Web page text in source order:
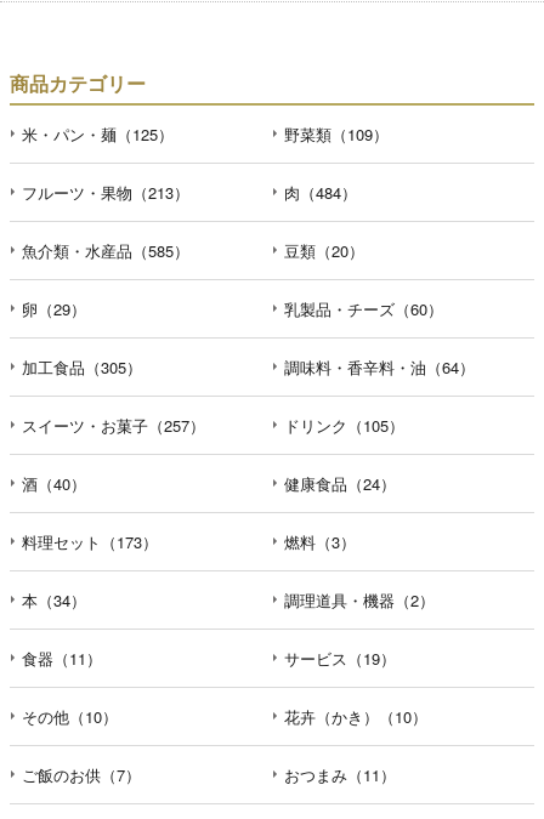
商品カテゴリー
米・パン・麺（125） 野菜類（109）
フルーツ・果物（213） 肉（484）
魚介類・水産品（585） 豆類（20）
卵（29） 乳製品・チーズ（60）
加工食品（305） 調味料・香辛料・油（64）
スイーツ・お菓子（257） ドリンク（105）
酒（40） 健康食品（24）
料理セット（173） 燃料（3）
本（34） 調理道具・機器（2）
食器（11） サービス（19）
その他（10） 花卉（かき）（10）
ご飯のお供（7） おつまみ（11）